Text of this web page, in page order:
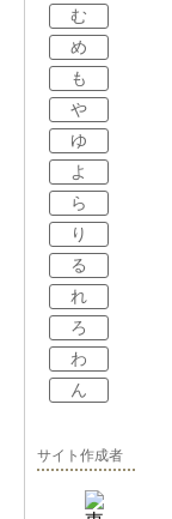
む
め
も
や
ゆ
よ
ら
り
る
れ
ろ
わ
ん
サイト作成者